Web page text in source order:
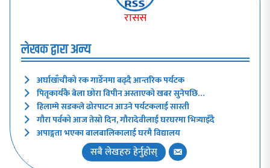
रासस
लेखक द्वारा अन्य
अर्घाखाँचीको रक गार्डेनमा बढ्दै आन्तरिक पर्यटक
पितृकार्यकै बेला छोरा विपीन अस्ताएको खबर सुनेपछि…
हिलाम्मे सडकले ढोरपाटन आउने पर्यटकलाई सास्ती
गौरा पर्वको आज तेस्रो दिन, गौरादेवीलाई घरघरमा भित्र्याइँदै
अपाङ्गता भएका बालबालिकालाई घरमै विद्यालय
सबै लेखहरु हेर्नुहोस्